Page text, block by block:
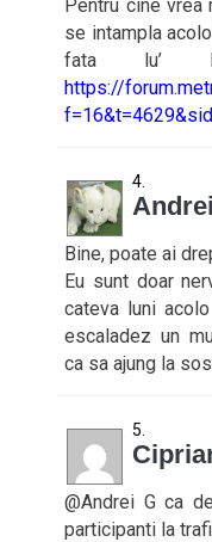
Pentru cine
se intampla
fata lu’
https://
Bine, poate ai
Eu sunt doar
cateva luni
escaladez un
ca sa ajung la
@Andrei G ca
participanti la